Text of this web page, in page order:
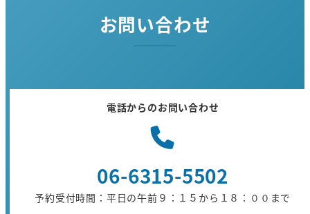
お問い合わせ
電話からのお問い合わせ
06-6315-5502
予約受付時間：平日の午前９：１５から１８：００まで